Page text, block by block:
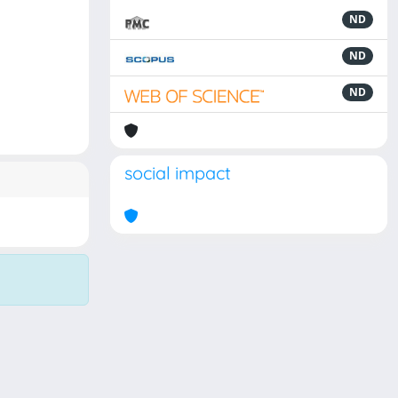
ND
ND
ND
social impact